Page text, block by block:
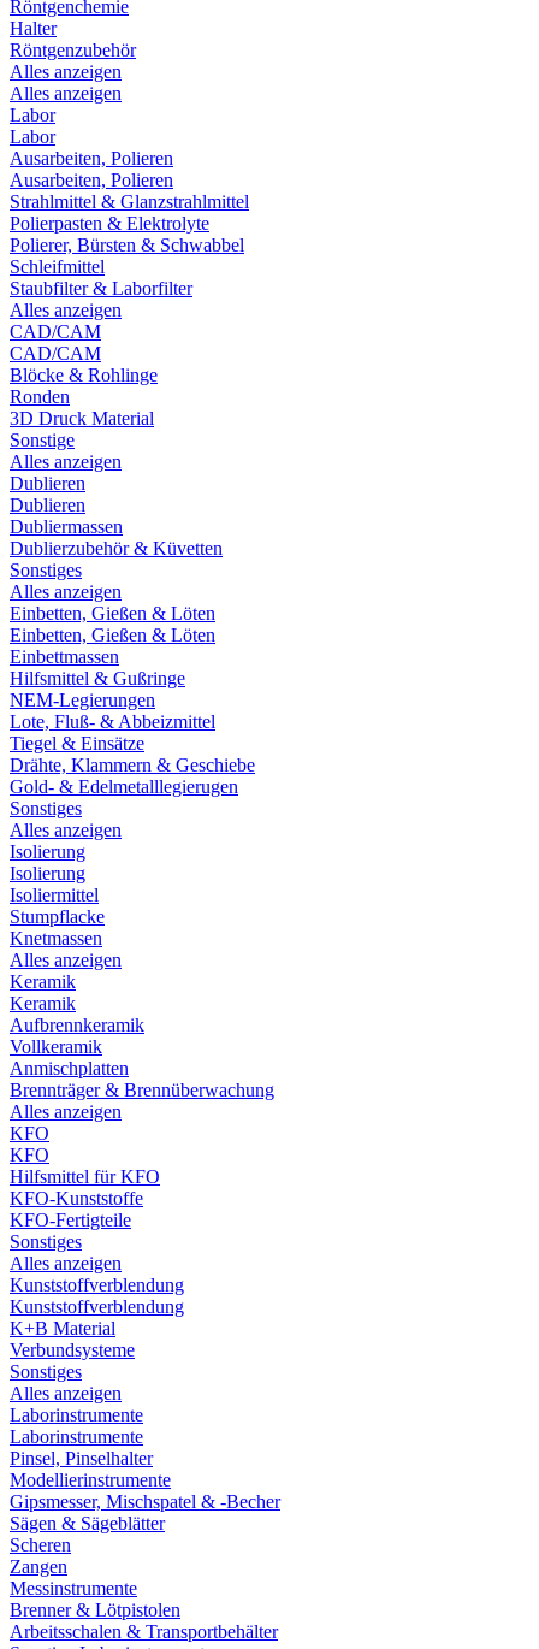
Röntgenchemie
Halter
Röntgenzubehör
Alles anzeigen
Alles anzeigen
Labor
Labor
Ausarbeiten, Polieren
Ausarbeiten, Polieren
Strahlmittel & Glanzstrahlmittel
Polierpasten & Elektrolyte
Polierer, Bürsten & Schwabbel
Schleifmittel
Staubfilter & Laborfilter
Alles anzeigen
CAD/CAM
CAD/CAM
Blöcke & Rohlinge
Ronden
3D Druck Material
Sonstige
Alles anzeigen
Dublieren
Dublieren
Dubliermassen
Dublierzubehör & Küvetten
Sonstiges
Alles anzeigen
Einbetten, Gießen & Löten
Einbetten, Gießen & Löten
Einbettmassen
Hilfsmittel & Gußringe
NEM-Legierungen
Lote, Fluß- & Abbeizmittel
Tiegel & Einsätze
Drähte, Klammern & Geschiebe
Gold- & Edelmetalllegierugen
Sonstiges
Alles anzeigen
Isolierung
Isolierung
Isoliermittel
Stumpflacke
Knetmassen
Alles anzeigen
Keramik
Keramik
Aufbrennkeramik
Vollkeramik
Anmischplatten
Brennträger & Brennüberwachung
Alles anzeigen
KFO
KFO
Hilfsmittel für KFO
KFO-Kunststoffe
KFO-Fertigteile
Sonstiges
Alles anzeigen
Kunststoffverblendung
Kunststoffverblendung
K+B Material
Verbundsysteme
Sonstiges
Alles anzeigen
Laborinstrumente
Laborinstrumente
Pinsel, Pinselhalter
Modellierinstrumente
Gipsmesser, Mischspatel & -Becher
Sägen & Sägeblätter
Scheren
Zangen
Messinstrumente
Brenner & Lötpistolen
Arbeitsschalen & Transportbehälter